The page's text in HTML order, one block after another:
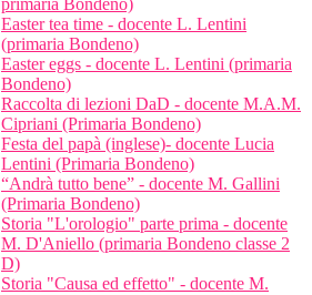
primaria Bondeno)
Easter tea time - docente L. Lentini
(primaria Bondeno)
Easter eggs - docente L. Lentini (primaria
Bondeno)
Raccolta di lezioni DaD - docente M.A.M.
Cipriani (Primaria Bondeno)
Festa del papà (inglese)- docente Lucia
Lentini (Primaria Bondeno)
“Andrà tutto bene” - docente M. Gallini
(Primaria Bondeno)
Storia "L'orologio" parte prima - docente
M. D'Aniello (primaria Bondeno classe 2
D)
Storia "Causa ed effetto" - docente M.